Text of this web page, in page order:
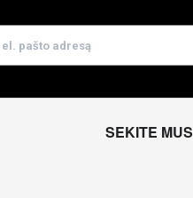
SEKITE MUS